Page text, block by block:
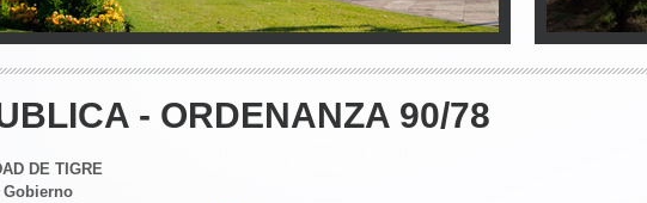
- ORDENANZA 90/78
DE TIGRE
Gobierno